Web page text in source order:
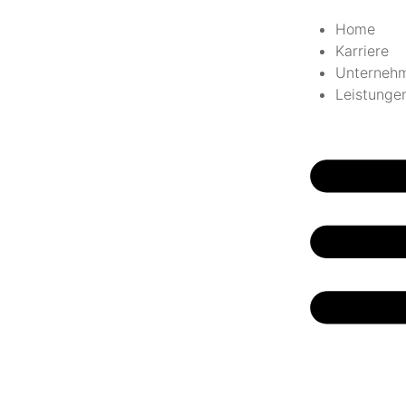
Home
Karriere